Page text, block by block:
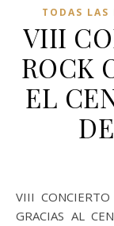
TODAS LAS
VIII
ROCK
EL
VIII CONCIERTO CELTA-ROCK CELEBRADO CON ÉXITO
GRACIAS AL